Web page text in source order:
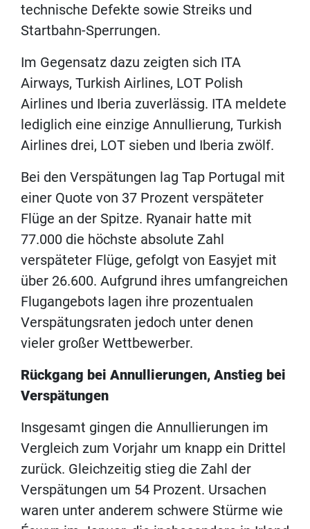
technische Defekte sowie Streiks und
Startbahn-Sperrungen.
Im Gegensatz dazu zeigten sich ITA
Airways, Turkish Airlines, LOT Polish
Airlines und Iberia zuverlässig. ITA meldete
lediglich eine einzige Annullierung, Turkish
Airlines drei, LOT sieben und Iberia zwölf.
Bei den Verspätungen lag Tap Portugal mit
einer Quote von 37 Prozent verspäteter
Flüge an der Spitze. Ryanair hatte mit
77.000 die höchste absolute Zahl
verspäteter Flüge, gefolgt von Easyjet mit
über 26.600. Aufgrund ihres umfangreichen
Flugangebots lagen ihre prozentualen
Verspätungsraten jedoch unter denen
vieler großer Wettbewerber.
Rückgang bei Annullierungen, Anstieg bei
Verspätungen
Insgesamt gingen die Annullierungen im
Vergleich zum Vorjahr um knapp ein Drittel
zurück. Gleichzeitig stieg die Zahl der
Verspätungen um 54 Prozent. Ursachen
waren unter anderem schwere Stürme wie